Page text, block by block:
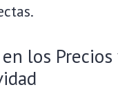
los Precios